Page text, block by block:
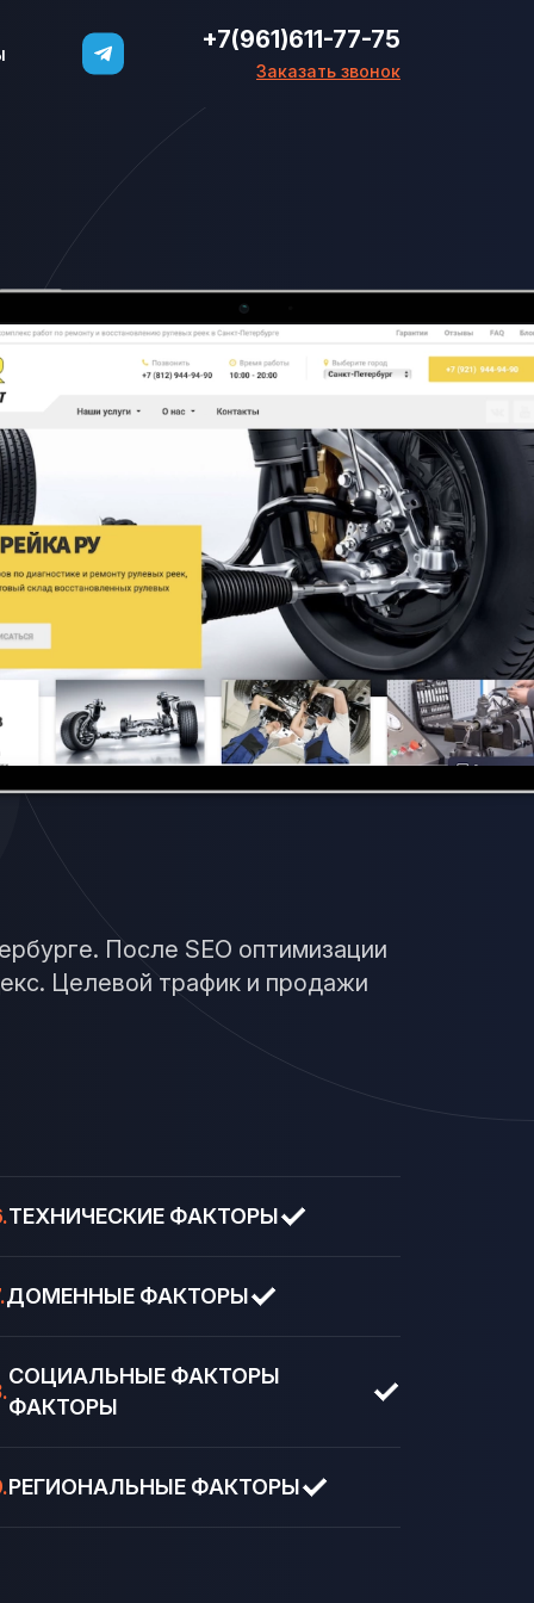
+7(961)611-77-75
Заказать звонок
После SEO оптимизации
Целевой трафик и продажи
ТЕХНИЧЕСКИЕ ФАКТОРЫ
ДОМЕННЫЕ ФАКТОРЫ
СОЦИАЛЬНЫЕ ФАКТОРЫ
ФАКТОРЫ
РЕГИОНАЛЬНЫЕ ФАКТОРЫ